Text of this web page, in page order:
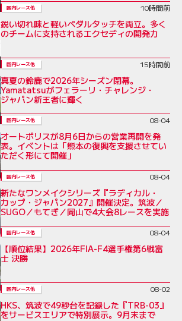
国内レース他 10時間前
鋭い切れ味と軽いペダルタッチを両立。多く
のチームに支持されるエクセディの開発力
国内レース他 15時間前
真夏の鈴鹿で2026年シーズン閉幕。
Yamatatsuがフェラーリ・チャレンジ・
ジャパン新王者に輝く
国内レース他 08-04
オートポリスが8月6日からの営業再開を発
表。イベントは「熊本の復興を支援させてい
ただく形にて開催」
国内レース他 08-04
新たなワンメイクシリーズ『ラディカル・
カップ・ジャパン2027』開催決定。筑波／
SUGO／もてぎ／岡山で4大会8レースを実施
国内レース他 08-04
【順位結果】2026年FIA-F4選手権第6戦富
士 決勝
国内レース他 08-02
HKS、筑波で49秒台を記録した『TRB-03』
をサービスエリアで特別展示。9月末まで